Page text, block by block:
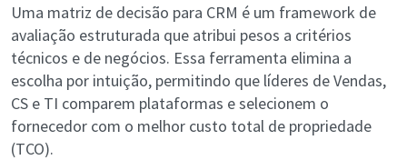
Uma matriz de decisão para CRM é um framework de
avaliação estruturada que atribui pesos a critérios
técnicos e de negócios. Essa ferramenta elimina a
escolha por intuição, permitindo que líderes de Vendas,
CS e TI comparem plataformas e selecionem o
fornecedor com o melhor custo total de propriedade
(TCO).